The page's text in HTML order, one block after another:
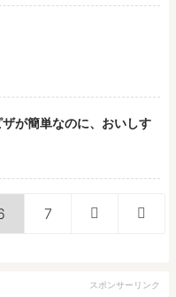
が簡単なのに、おいしす
7
スポンサーリンク